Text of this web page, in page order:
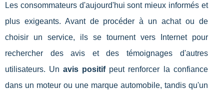
Les consommateurs d'aujourd'hui sont mieux informés et
plus exigeants. Avant de procéder à un achat ou de
choisir un service, ils se tournent vers Internet pour
rechercher des avis et des témoignages d'autres
utilisateurs. Unavis positifpeut renforcer la confiance
dans un moteur ou une marque automobile, tandis qu'un